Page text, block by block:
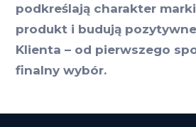
podkreślają charakter
produkt i budują
Klienta – od pierwszego
finalny wybór.